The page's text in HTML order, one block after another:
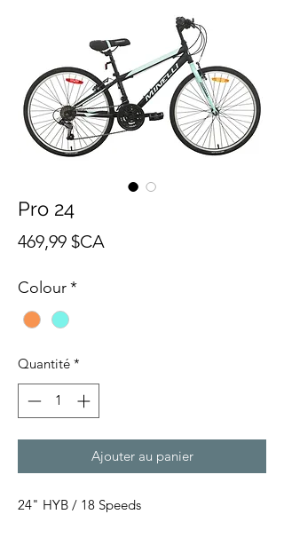
Pro 24
469,99 $CA
Colour*
Quantité *
Ajouter au panier
24" HYB / 18 Speeds